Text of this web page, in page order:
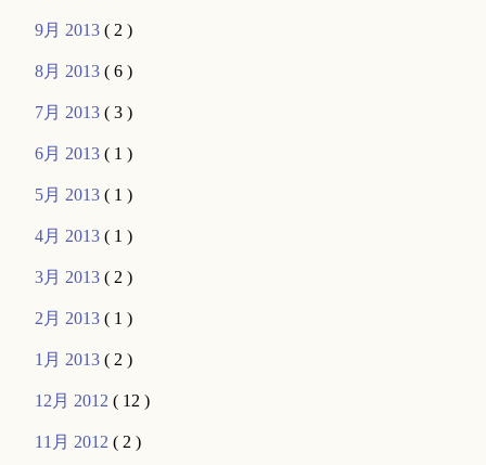
9月 2013( 2 )
8月 2013( 6 )
7月 2013( 3 )
6月 2013( 1 )
5月 2013( 1 )
4月 2013( 1 )
3月 2013( 2 )
2月 2013( 1 )
1月 2013( 2 )
12月 2012( 12 )
11月 2012( 2 )